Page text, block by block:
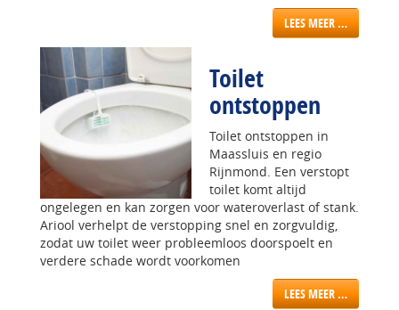
LEES MEER …
Toilet
ontstoppen
Toilet ontstoppen in
Maassluis en regio
Rijnmond. Een verstopt
toilet komt altijd
ongelegen en kan zorgen voor wateroverlast of stank.
Ariool verhelpt de verstopping snel en zorgvuldig,
zodat uw toilet weer probleemloos doorspoelt en
verdere schade wordt voorkomen
LEES MEER …